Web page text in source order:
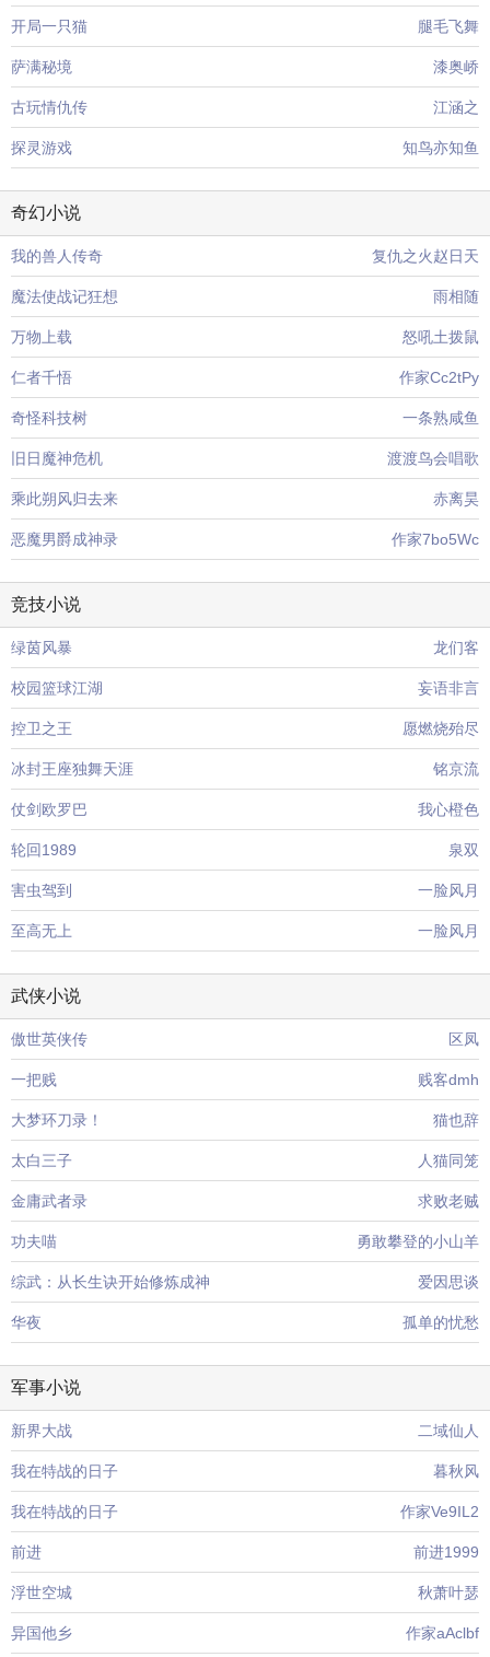
开局一只猫 腿毛飞舞
萨满秘境 漆奥峤
古玩情仇传 江涵之
探灵游戏 知鸟亦知鱼
奇幻小说
我的兽人传奇 复仇之火赵日天
魔法使战记狂想 雨相随
万物上载 怒吼土拨鼠
仁者千悟 作家Cc2tPy
奇怪科技树 一条熟咸鱼
旧日魔神危机 渡渡鸟会唱歌
乘此朔风归去来 赤离昊
恶魔男爵成神录 作家7bo5Wc
竞技小说
绿茵风暴 龙们客
校园篮球江湖 妄语非言
控卫之王 愿燃烧殆尽
冰封王座独舞天涯 铭京流
仗剑欧罗巴 我心橙色
轮回1989 泉双
害虫驾到 一脸风月
至高无上 一脸风月
武侠小说
傲世英侠传 区凤
一把贱 贱客dmh
大梦环刀录！ 猫也辞
太白三子 人猫同笼
金庸武者录 求败老贼
功夫喵 勇敢攀登的小山羊
综武：从长生诀开始修炼成神 爱因思谈
华夜 孤单的忧愁
军事小说
新界大战 二域仙人
我在特战的日子 暮秋风
我在特战的日子 作家Ve9IL2
前进 前进1999
浮世空城 秋萧叶瑟
异国他乡 作家aAclbf